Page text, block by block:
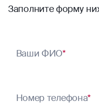
Заполните форму
Ваши ФИО*
Номер телефона*